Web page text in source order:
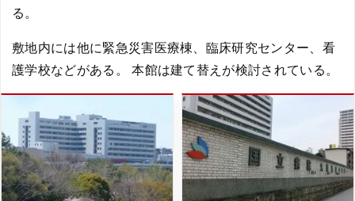
る。
敷地内には他に緊急災害医療棟、臨床研究センター、看
護学校などがある。 本館は建て替えが検討されている。